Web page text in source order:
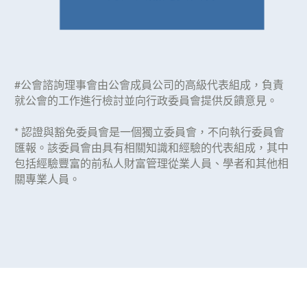
#公會諮詢理事會由公會成員公司的高級代表組成，負責
就公會的工作進行檢討並向行政委員會提供反饋意見。
* 認證與豁免委員會是一個獨立委員會，不向執行委員會
匯報。該委員會由具有相關知識和經驗的代表組成，其中
包括經驗豐富的前私人財富管理從業人員、學者和其他相
關專業人員。